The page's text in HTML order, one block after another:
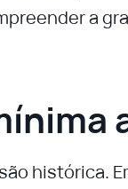
a
histórica.